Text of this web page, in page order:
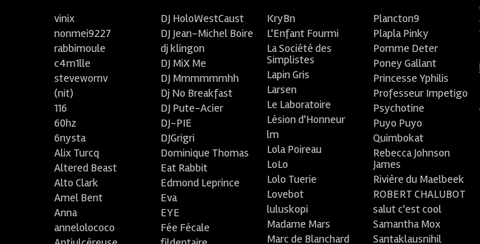
vinix
nonmei9227
rabbimoule
c4m1lle
stevewornv
(nit)
116
60hz
6nysta
Alix Turcq
Altered Beast
Alto Clark
Amel Bent
Anna
annelolococo
DJ HoloWestCaust
DJ Jean-Michel Boire
dj klingon
DJ MiX Me
DJ Mmmmmmhh
Dj No Breakfast
DJ Pute-Acier
DJ-PIE
DJGrigri
Dominique Thomas
Eat Rabbit
Edmond Leprince
Eva
EYE
Fée Fécale
KryBn
L'Enfant Fourmi
La Société des
Simplistes
Lapin Gris
Larsen
Le Laboratoire
Lésion d'Honneur
lm
Lola Poireau
LoLo
Lolo Tuerie
Lovebot
luluskopi
Madame Mars
Marc de Blanchard
Plancton9
Plapla Pinky
Pomme Deter
Poney Gallant
Princesse Yphilis
Professeur Impetigo
Psychotine
Puyo Puyo
Quimbokat
Rebecca Johnson
James
Rivière du Maelbeek
ROBERT CHALUBOT
salut c'est cool
Samantha Mox
Santaklausnihil